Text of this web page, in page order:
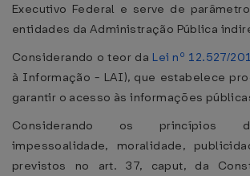
Executivo Federal e serve de
entidades da Administração Pública
Considerando o teor da Lei nº 12.527/
à Informação - LAI), que estabelece
garantir o acesso às informações
Considerando os princípios
impessoalidade, moralidade,
previstos no art. 37, caput, da